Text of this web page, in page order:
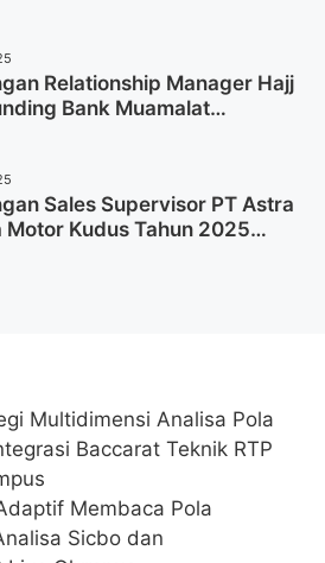
Relationship Manager Hajj
Bank Muamalat
Sales Supervisor PT Astra
Motor Kudus Tahun 2025
Multidimensi Analisa Pola
Baccarat Teknik RTP
Membaca Pola
Sicbo dan